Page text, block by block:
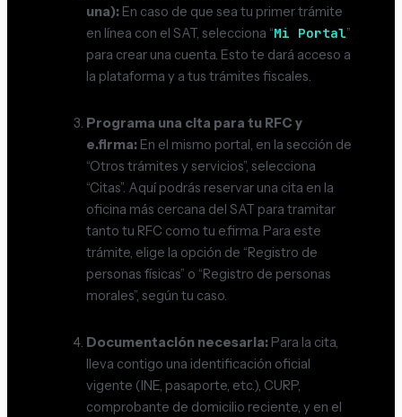
una): En caso de que sea tu primer trámite
en línea con el SAT, selecciona “Mi Portal”
para crear una cuenta. Esto te dará acceso a
la plataforma y a tus trámites fiscales.
Programa una cita para tu RFC y
e.firma: En el mismo portal, en la sección de
“Otros trámites y servicios”, selecciona
“Citas”. Aquí podrás reservar una cita en la
oficina más cercana del SAT para tramitar
tanto tu RFC como tu e.firma. Para este
trámite, elige la opción de “Registro de
personas físicas” o “Registro de personas
morales”, según tu caso.
Documentación necesaria: Para la cita,
lleva contigo una identificación oficial
vigente (INE, pasaporte, etc.), CURP,
comprobante de domicilio reciente, y en el